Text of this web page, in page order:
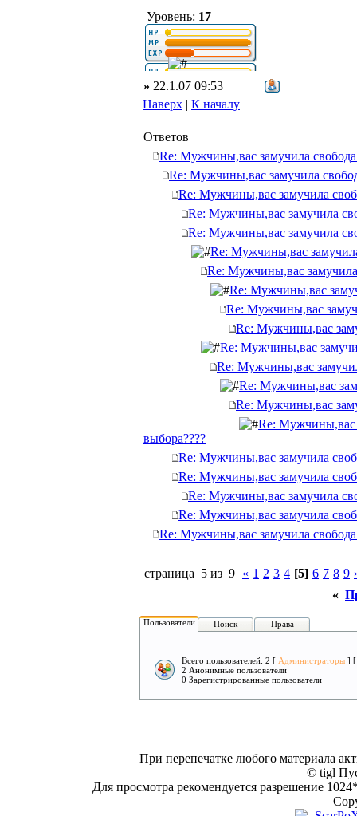
Уровень: 17
» 22.1.07 09:53
Наверх | К началу
Ответов
Re: Мужчины,вас замучила свобода
Re: Мужчины,вас замучила
Re: Мужчины,вас замучила
Re: Мужчины,вас замучила
Re: Мужчины,вас замучила
Re: Мужчины,вас
Re: Мужчины,вас
Re: Мужчины,вас
Re: Мужчины,вас
Re: Мужчины,вас
Re: Мужчины,вас
Re: Мужчины,вас
Re: Мужчины,вас
Re: Мужчины,вас
Re: Мужчины,вас
выбора????
Re: Мужчины,вас замучила
Re: Мужчины,вас замучила
Re: Мужчины,вас замучила
Re: Мужчины,вас замучила
Re: Мужчины,вас замучила свобода
страница 5 из 9 « 1 2 3 4 [5] 6 7 8 9
«
Пользователи Поиск Права
Всего пользователей: 2 [ Администраторы ]
2 Анонимные пользователи
0 Зарегистрированные пользователи
При перепечатке любого материала
© tigl
Для просмотра рекомендуется разрешение